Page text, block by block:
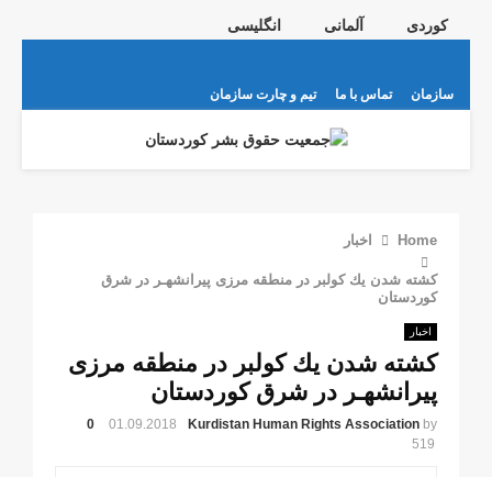
کوردی آلمانی انگلیسی
سازمان تماس با ما تیم و چارت سازمان
MENU
Home اخبار
كشته شدن يك كولبر در منطقه مرزى پيرانشهـر در شرق
كوردستان
اخبار
كشته شدن يك كولبر در منطقه مرزى
پيرانشهـر در شرق كوردستان
by
Kurdistan Human Rights Association
01.09.2018
0
519